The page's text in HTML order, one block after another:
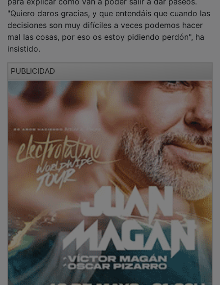
"Quiero daros gracias, y que entendáis que cuando las
decisiones son muy difíciles a veces podemos hacer
mal las cosas, por eso os estoy pidiendo perdón", ha
insistido.